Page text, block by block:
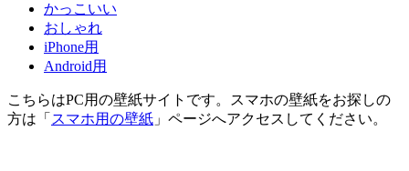
かっこいい
おしゃれ
iPhone用
Android用
こちらはPC用の壁紙サイトです。スマホの壁紙をお探しの
方は「 スマホ用の壁紙 」ページへアクセスしてください。